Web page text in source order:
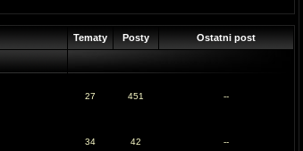
Tematy Posty Ostatni post
27 451 --
34 42 --